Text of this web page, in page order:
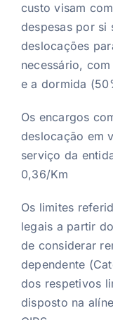
custo visam
despesas por si
deslocações
necessário,
e a dormida
Os encargos
deslocação em
serviço da
0,36/Km
Os limites
legais a partir
de considerar
dependente
dos respetivos
disposto na